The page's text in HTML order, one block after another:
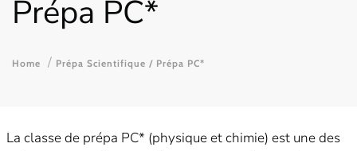
Prépa PC*
Home Prépa Scientifique / Prépa PC*
La classe de prépa PC* (physique et chimie) est une des